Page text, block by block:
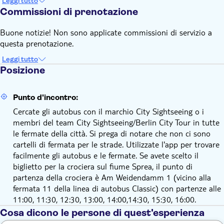
Commissioni di prenotazione
Buone notizie! Non sono applicate commissioni di servizio a
questa prenotazione.
Leggi tutto
Posizione
Punto d'incontro:
Cercate gli autobus con il marchio City Sightseeing o i
membri del team City Sightseeing/Berlin City Tour in tutte
le fermate della città. Si prega di notare che non ci sono
cartelli di fermata per le strade. Utilizzate l'app per trovare
facilmente gli autobus e le fermate. Se avete scelto il
biglietto per la crociera sul fiume Sprea, il punto di
partenza della crociera è Am Weidendamm 1 (vicino alla
fermata 11 della linea di autobus Classic) con partenze alle
11:00, 11:30, 12:30, 13:00, 14:00,14:30, 15:30, 16:00.
Cosa dicono le persone di quest'esperienza